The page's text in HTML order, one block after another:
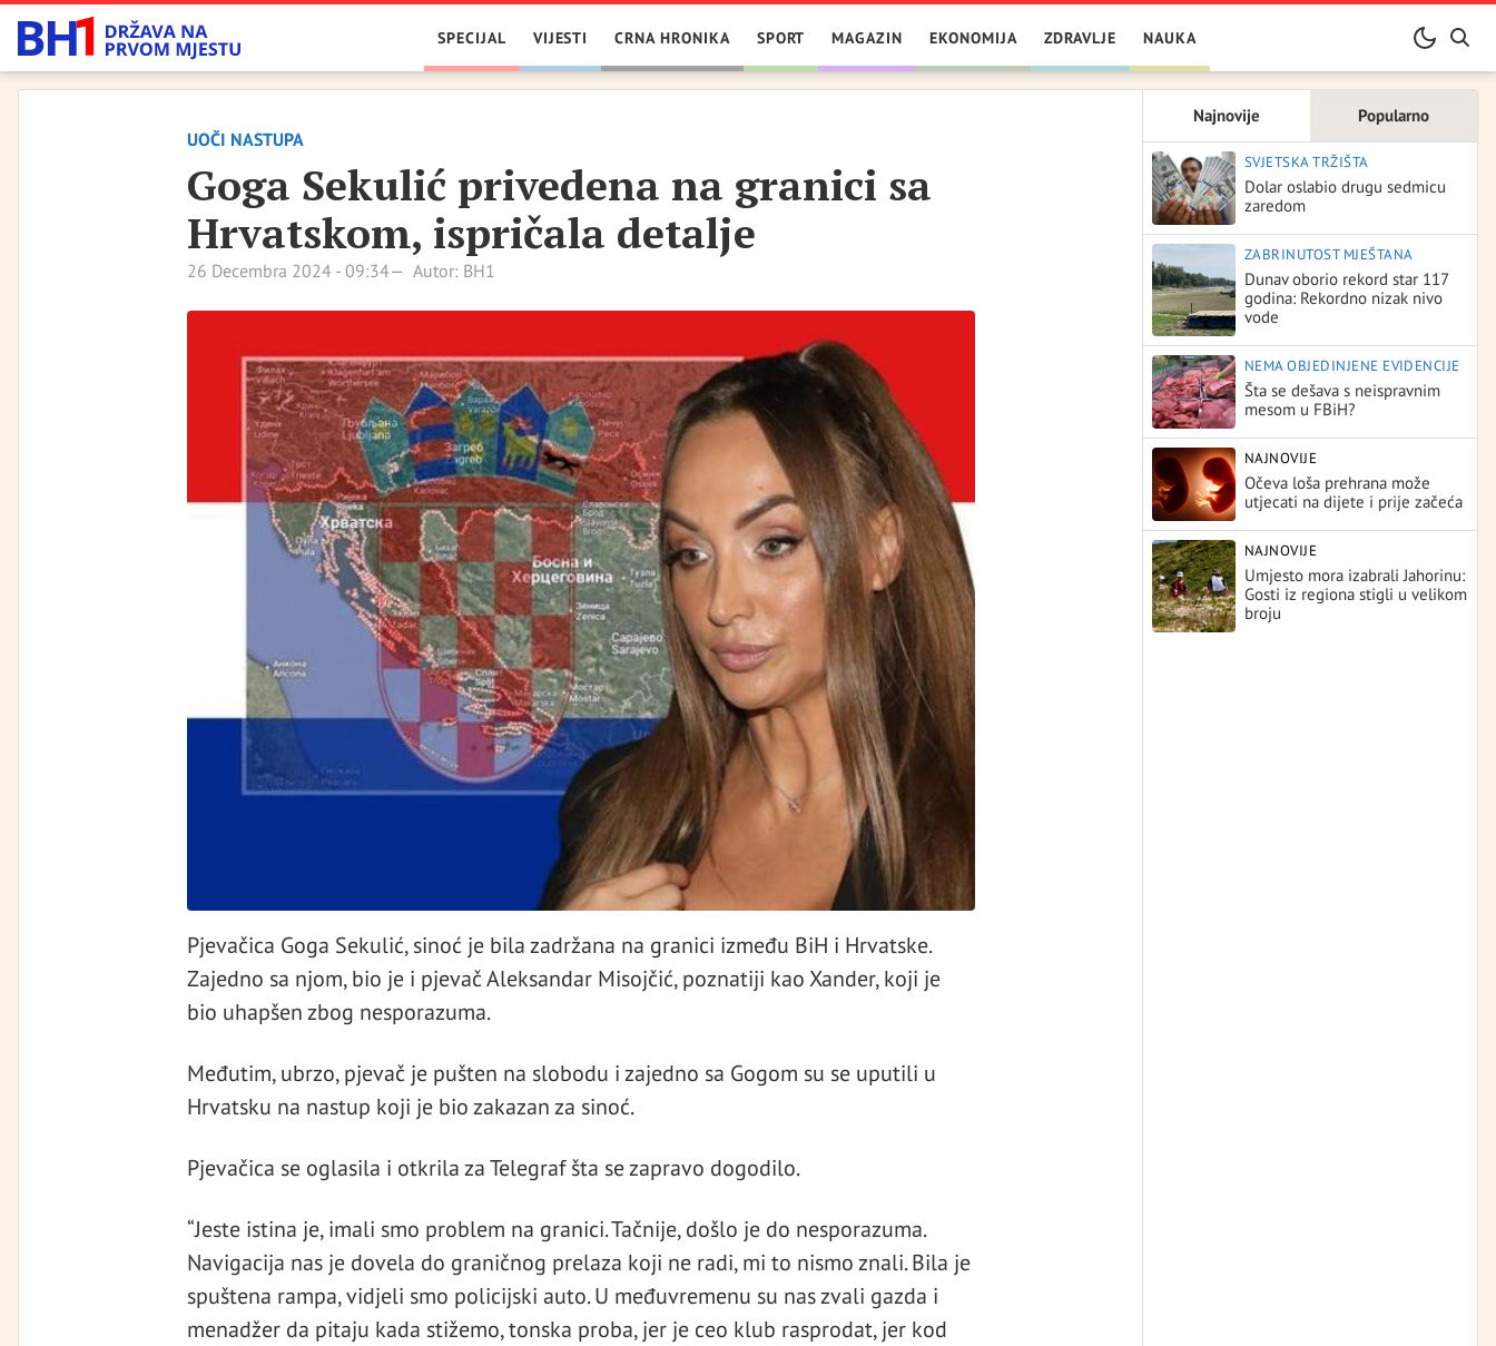
SPECIJAL VIJESTI CRNA HRONIKA SPORT MAGAZIN EKONOMIJA ZDRAVLJE NAUKA
UOČI NASTUPA
Goga Sekulić privedena na granici sa
Hrvatskom, ispričala detalje
26 Decembra 2024 - 09:34 Autor: BH1
Pjevačica Goga Sekulić, sinoć je bila zadržana na granici između BiH i Hrvatske.
Zajedno sa njom, bio je i pjevač Aleksandar Misojčić, poznatiji kao Xander, koji je
bio uhapšen zbog nesporazuma.
Međutim, ubrzo, pjevač je pušten na slobodu i zajedno sa Gogom su se uputili u
Hrvatsku na nastup koji je bio zakazan za sinoć.
Pjevačica se oglasila i otkrila za Telegraf šta se zapravo dogodilo.
“Jeste istina je, imali smo problem na granici. Tačnije, došlo je do nesporazuma.
Navigacija nas je dovela do graničnog prelaza koji ne radi, mi to nismo znali. Bila je
spuštena rampa, vidjeli smo policijski auto. U međuvremenu su nas zvali gazda i
menadžer da pitaju kada stižemo, tonska proba, jer je ceo klub rasprodat, jer kod
Najnovije Popularno
SVJETSKA TRŽIŠTA
Dolar oslabio drugu sedmicu
zaredom
ZABRINUTOST MJEŠTANA
Dunav oborio rekord star 117
godina: Rekordno nizak nivo
vode
NEMA OBJEDINJENE EVIDENCIJE
Šta se dešava s neispravnim
mesom u FBiH?
NAJNOVIJE
Očeva loša prehrana može
utjecati na dijete i prije začeća
NAJNOVIJE
Umjesto mora izabrali Jahorinu:
Gosti iz regiona stigli u velikom
broju